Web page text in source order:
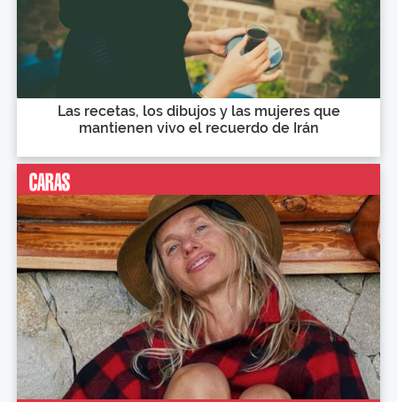
Las recetas, los dibujos y las mujeres que
mantienen vivo el recuerdo de Irán